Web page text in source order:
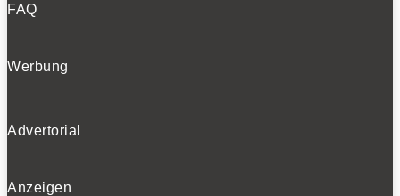
FAQ
Werbung
Advertorial
Anzeigen